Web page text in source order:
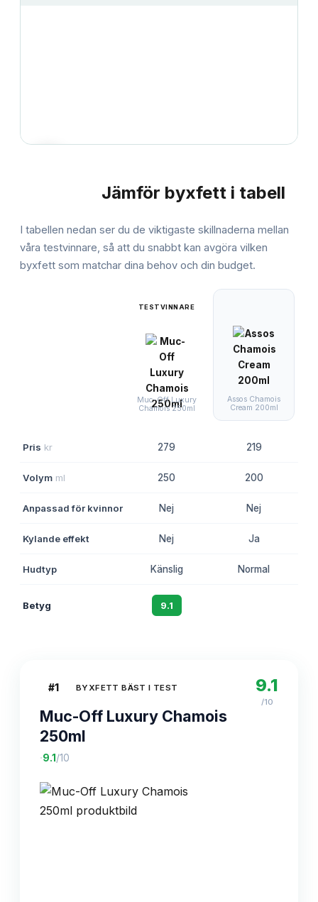
Jämför byxfett i tabell
I tabellen nedan ser du de viktigaste skillnaderna mellan
våra testvinnare, så att du snabbt kan avgöra vilken
byxfett som matchar dina behov och din budget.
TESTVINNARE
Muc-Off Luxury
Chamois 250ml
Assos Chamois
Cream 200ml
Pris kr 279 219
Volym ml 250 200
Anpassad för kvinnor Nej Nej
Kylande effekt Nej Ja
Hudtyp Känslig Normal
Betyg 9.1
#1 BYXFETT BÄST I TEST
Muc-Off Luxury Chamois
250ml
·9.1 /10
9.1
/10